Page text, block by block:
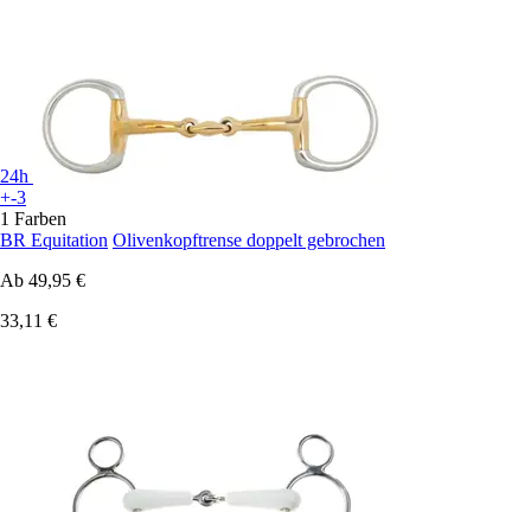
24h
+-3
1 Farben
BR Equitation Olivenkopftrense doppelt gebrochen
Ab 49,95 €
33,11 €